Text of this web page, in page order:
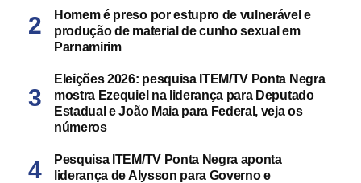
Homem é preso por estupro de vulnerável e
produção de material de cunho sexual em
Parnamirim
Eleições 2026: pesquisa ITEM/TV Ponta Negra
mostra Ezequiel na liderança para Deputado
Estadual e João Maia para Federal, veja os
números
Pesquisa ITEM/TV Ponta Negra aponta
liderança de Alysson para Governo e